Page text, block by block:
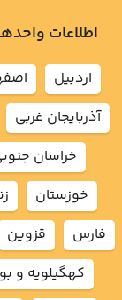
اطلاعات
اردبيل
آذربايجان غربي
خراسان
خوزستان
فارس
قزوين
كهگيلويه و